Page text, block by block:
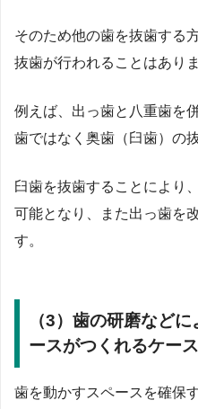
そのため他の歯を抜歯する
抜歯が行われることはありま
例えば、出っ歯と八重歯を
歯ではなく奥歯（臼歯）の
臼歯を抜歯することにより
可能となり、また出っ歯を
す。
（3）歯の研磨など
ースがつくれるケース
歯を動かすスペースを確保